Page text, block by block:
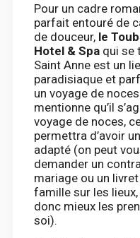
Pour un cadre
parfait entouré de
de douceur, le
Hotel & Spa qui se
Saint Anne est un
paradisiaque et
un voyage de
mentionne qu’il
voyage de noces,
permettra d’avoir
adapté (on peut
demander un
mariage ou un
famille sur les
donc mieux les
soi).